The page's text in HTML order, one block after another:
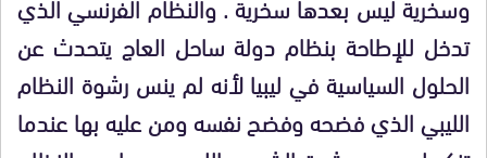
تدخل للإطاحة بنظام دولة ساحل العاج يتحدث عن
الحلول السياسية في ليبيا لأنه لم ينس رشوة النظام
الليبي الذيفضحه وفضح نفسهومن عليه بها عندما